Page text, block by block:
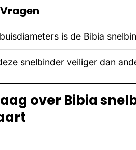
is de Bibia
snelbinder veiliger dan
over Bibia